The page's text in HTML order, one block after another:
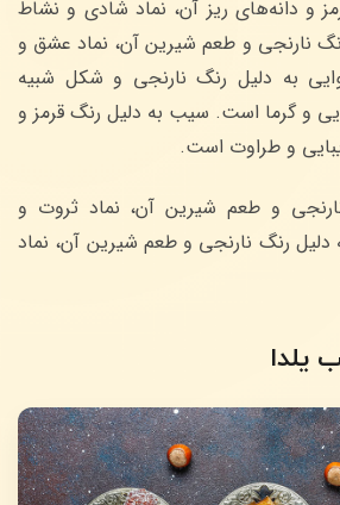
و دانه‌های ریز آن، نماد شادی و نشاط
نارنجی و طعم شیرین آن، نماد عشق و
به دلیل رنگ نارنجی و شکل شبیه
و گرما است. سیب به دلیل رنگ قرمز و
و طراوت است.
و طعم شیرین آن، نماد ثروت و
دلیل رنگ نارنجی و طعم شیرین آن، نماد
یلدا